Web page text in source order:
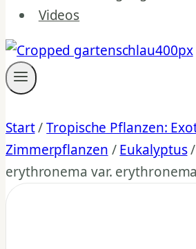
Videos
Start/ Tropische Pflanzen:
Zimmerpflanzen / Eukalyptus/
erythronema var. erythronema